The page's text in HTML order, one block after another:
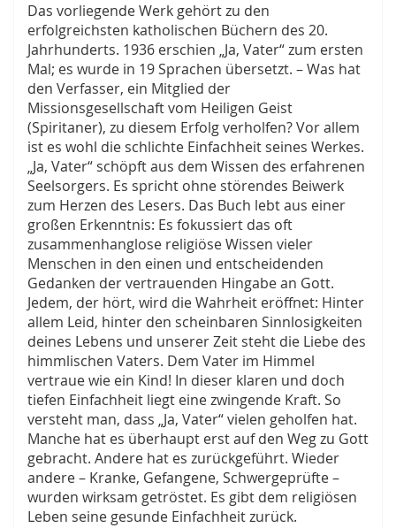
Das vorliegende Werk gehört zu den
erfolgreichsten katholischen Büchern des 20.
Jahrhunderts. 1936 erschien „Ja, Vater“ zum ersten
Mal; es wurde in 19 Sprachen übersetzt. – Was hat
den Verfasser, ein Mitglied der
Missionsgesellschaft vom Heiligen Geist
(Spiritaner), zu diesem Erfolg verholfen? Vor allem
ist es wohl die schlichte Einfachheit seines Werkes.
„Ja, Vater“ schöpft aus dem Wissen des erfahrenen
Seelsorgers. Es spricht ohne störendes Beiwerk
zum Herzen des Lesers. Das Buch lebt aus einer
großen Erkenntnis: Es fokussiert das oft
zusammenhanglose religiöse Wissen vieler
Menschen in den einen und entscheidenden
Gedanken der vertrauenden Hingabe an Gott.
Jedem, der hört, wird die Wahrheit eröffnet: Hinter
allem Leid, hinter den scheinbaren Sinnlosigkeiten
deines Lebens und unserer Zeit steht die Liebe des
himmlischen Vaters. Dem Vater im Himmel
vertraue wie ein Kind! In dieser klaren und doch
tiefen Einfachheit liegt eine zwingende Kraft. So
versteht man, dass „Ja, Vater“ vielen geholfen hat.
Manche hat es überhaupt erst auf den Weg zu Gott
gebracht. Andere hat es zurückgeführt. Wieder
andere – Kranke, Gefangene, Schwergeprüfte –
wurden wirksam getröstet. Es gibt dem religiösen
Leben seine gesunde Einfachheit zurück.